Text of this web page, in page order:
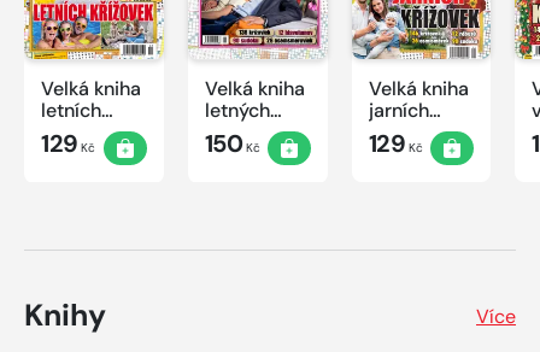
Velká kniha
letních
křížovek
2026
129 Kč
Velká kniha
letných
krížoviek s
TV JOJ
150Kč
Velká kniha
jarních
křížovek
2026
129 Kč
Knihy Více